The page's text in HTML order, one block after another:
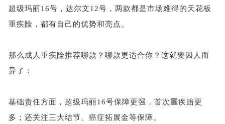
超级玛丽16号，达尔文12号，两款都是市场难得的天花板
重疾险，都有自己的优势和亮点。
那么成人重疾险推荐哪款？哪款更适合你？这就要因人而
异了：
基础责任方面，超级玛丽16号保障更强，首次重疾赔更
多；还关注三大结节、癌症拓展金等保障。